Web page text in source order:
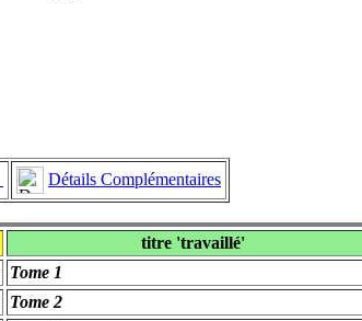
Détails Complémentaires
titre 'travaillé'
Tome 1
Tome 2